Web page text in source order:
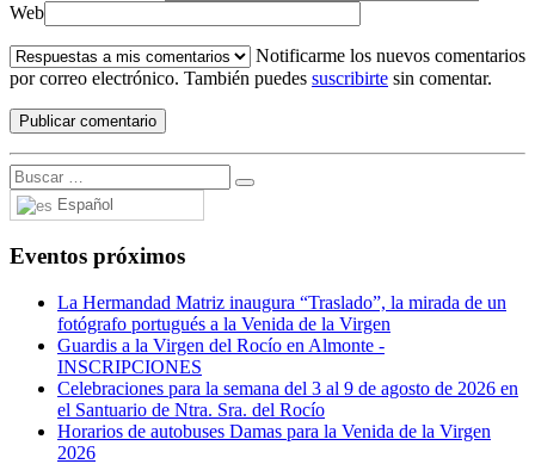
Web
Notificarme los nuevos comentarios
por correo electrónico. También puedes suscribirte sin comentar.
Español
Eventos próximos
La Hermandad Matriz inaugura “Traslado”, la mirada de un
fotógrafo portugués a la Venida de la Virgen
Guardis a la Virgen del Rocío en Almonte -
INSCRIPCIONES
Celebraciones para la semana del 3 al 9 de agosto de 2026 en
el Santuario de Ntra. Sra. del Rocío
Horarios de autobuses Damas para la Venida de la Virgen
2026